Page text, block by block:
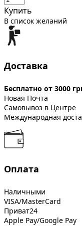
Купить
В список желаний
Доставка
Бесплатно от 3000
Новая Почта
Самовывоз в Центре
Международная
Оплата
Наличными
VISA/MasterCard
Приват24
Apple Pay/Google Pay